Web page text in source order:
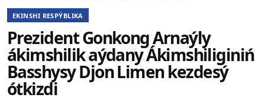
EKINSHI RESPÝBLIKA
Prezident Gonkong Arnaýly
ákimshilik aýdany Ákimshiliginiń
Basshysy Djon Limen kezdesý
ótkizdi